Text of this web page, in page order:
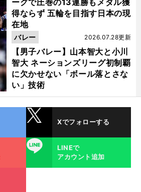
ーグで圧巻の13連勝もメダル獲
得ならず 五輪を目指す日本の現
在地
【男子バレー】山本智大と小川
智大 ネーションズリーグ初制覇
に欠かせない「ボール落とさな
い」技術
2026.07.28更新
バレー
Xでフォローする
LINE
LINEで
アカウント追加